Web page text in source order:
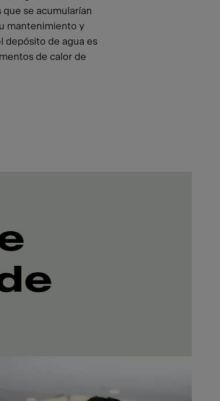
que se acumularían
mantenimiento y
depósito de agua es
de calor de